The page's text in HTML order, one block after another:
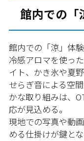
館内での「
館内での「涼」体
冷感アロマを使っ
イト、かき氷や夏
せらぎ音による空
かな取り組みは、
応が見込める。
現地での写真や動
める仕掛けが鍵とな